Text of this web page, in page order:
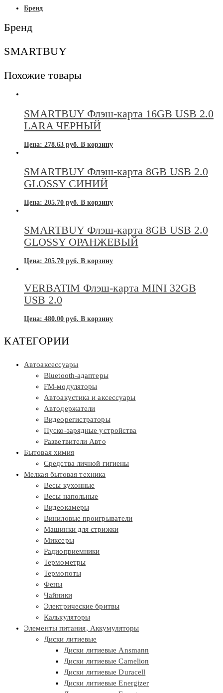
USB
GLOSSY
СИНИЙ
Бренд
Бренд
SMARTBUY
Похожие товары
SMARTBUY Флэш-карта 16GB USB 2.0
LARA ЧЕРНЫЙ
Цена: 278.63 руб. В корзину
SMARTBUY Флэш-карта 8GB USB 2.0
GLOSSY СИНИЙ
Цена: 205.70 руб. В корзину
SMARTBUY Флэш-карта 8GB USB 2.0
GLOSSY ОРАНЖЕВЫЙ
Цена: 205.70 руб. В корзину
VERBATIM Флэш-карта MINI 32GB
USB 2.0
Цена: 480.00 руб. В корзину
КАТЕГОРИИ
Автоаксессуары
Bluetooth-адаптеры
FM-модуляторы
Автоакустика и аксессуары
Автодержатели
Видеорегистраторы
Пуско-зарядные устройства
Разветвители Авто
Бытовая химия
Средства личной гигиены
Мелкая бытовая техника
Весы кухонные
Весы напольные
Видеокамеры
Виниловые проигрыватели
Машинки для стрижки
Миксеры
Радиоприемники
Термометры
Термопоты
Фены
Чайники
Электрические бритвы
Калькуляторы
Элементы питания, Аккумуляторы
Диски литиевые
Диски литиевые Ansmann
Диски литиевые Camelion
Диски литиевые Duracell
Диски литиевые Energizer